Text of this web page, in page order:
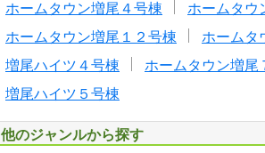
ホームタウン増尾４号棟
ホームタウ
ホームタウン増尾１２号棟
ホームタ
増尾ハイツ４号棟
ホームタウン増尾
増尾ハイツ５号棟
他のジャンルから探す